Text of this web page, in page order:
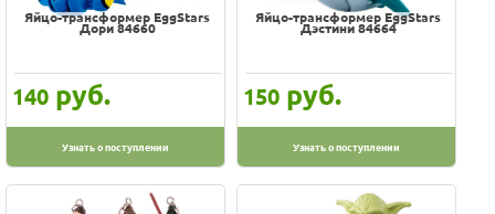
Яйцо-трансформер EggStars
Дори 84660
140 руб.
Узнать о поступлении
Яйцо-трансформер EggStars
Дэстини 84664
150 руб.
Узнать о поступлении